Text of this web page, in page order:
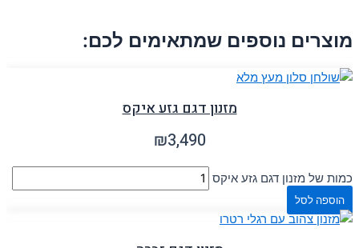
מוצרים נוספים שמתאימים לכם:
מזנון דגם גזע איקס
₪3,490
כמות של מזנון דגם גזע איקס
הוספה לסל